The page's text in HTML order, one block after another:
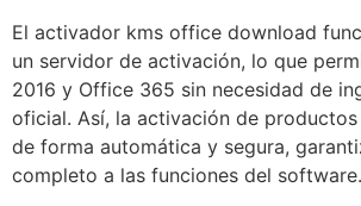
El activador kms office download
un servidor de activación, lo que
2016 y Office 365 sin necesidad de
oficial. Así, la activación de
de forma automática y segura,
completo a las funciones del software.